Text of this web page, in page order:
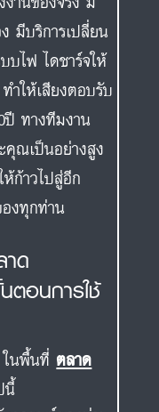
มีบริการเปลี่ยน
บไฟ ไดชาร์จให้
ำให้เสียงตอบรับ
ปี ทางทีมงาน
ณเป็นอย่างสูง
ก้าวไปสู่อีก
งทุกท่าน
ด
ตอนการใช้
นพื้นที่ ตลาด
นี้